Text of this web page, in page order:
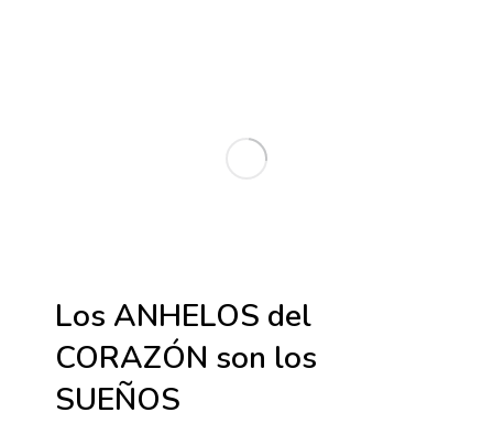
Los ANHELOS del
CORAZÓN son los
SUEÑOS